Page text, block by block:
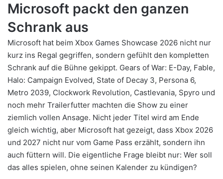
Microsoft packt den ganzen
Schrank aus
Microsoft hat beim Xbox Games Showcase 2026 nicht nur
kurz ins Regal gegriffen, sondern gefühlt den kompletten
Schrank auf die Bühne gekippt. Gears of War: E-Day, Fable,
Halo: Campaign Evolved, State of Decay 3, Persona 6,
Metro 2039, Clockwork Revolution, Castlevania, Spyro und
noch mehr Trailerfutter machten die Show zu einer
ziemlich vollen Ansage. Nicht jeder Titel wird am Ende
gleich wichtig, aber Microsoft hat gezeigt, dass Xbox 2026
und 2027 nicht nur vom Game Pass erzählt, sondern ihn
auch füttern will. Die eigentliche Frage bleibt nur: Wer soll
das alles spielen, ohne seinen Kalender zu kündigen?